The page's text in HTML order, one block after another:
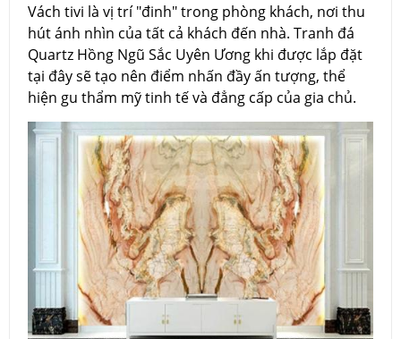
Vách tivi là vị trí "đinh" trong phòng khách, nơi thu
hút ánh nhìn của tất cả khách đến nhà. Tranh đá
Quartz Hồng Ngũ Sắc Uyên Ương khi được lắp đặt
tại đây sẽ tạo nên điểm nhấn đầy ấn tượng, thể
hiện gu thẩm mỹ tinh tế và đẳng cấp của gia chủ.